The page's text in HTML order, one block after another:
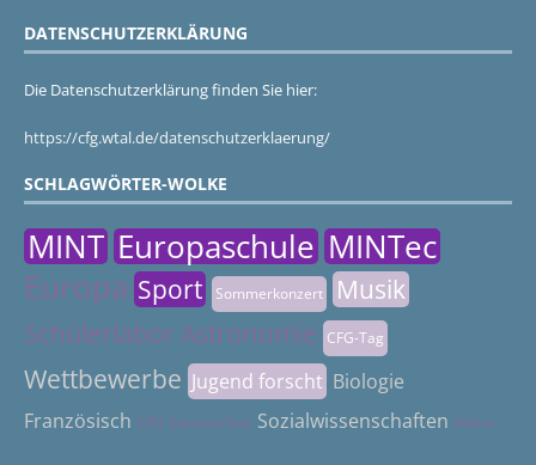
DATENSCHUTZERKLÄRUNG
Die Datenschutzerklärung finden Sie hier:
https://cfg.wtal.de/datenschutzerklaerung/
SCHLAGWÖRTER-WOLKE
MINT Europaschule MINTec
Europa Sport Sommerkonzert
Musik
Schülerlabor Astronomie CFG-Tag
Wettbewerbe Jugend forscht Biologie
Französisch CFG Sommerfest Sozialwissenschaften Abitur